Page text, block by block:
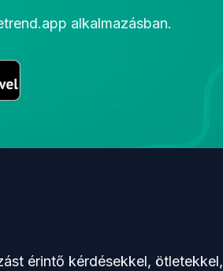
alkalmazásban.
érintő kérdésekkel, ötletekkel,